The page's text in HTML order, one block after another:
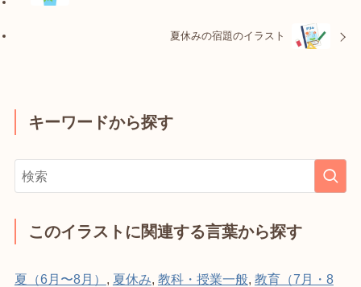
夏休みの宿題のイラスト
キーワードから探す
このイラストに関連する言葉から探す
夏（6月〜8月） 夏休み 教科・授業一般, 教育（7月・8